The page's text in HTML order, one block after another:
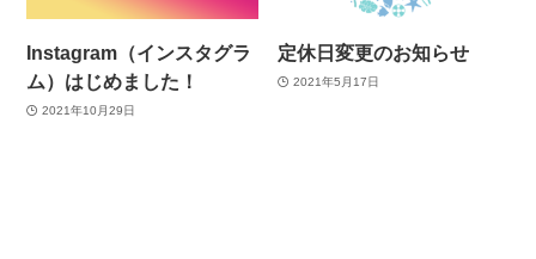
Instagram（インスタグラ
ム）はじめました！
2021年10月29日
定休日変更のお知らせ
2021年5月17日